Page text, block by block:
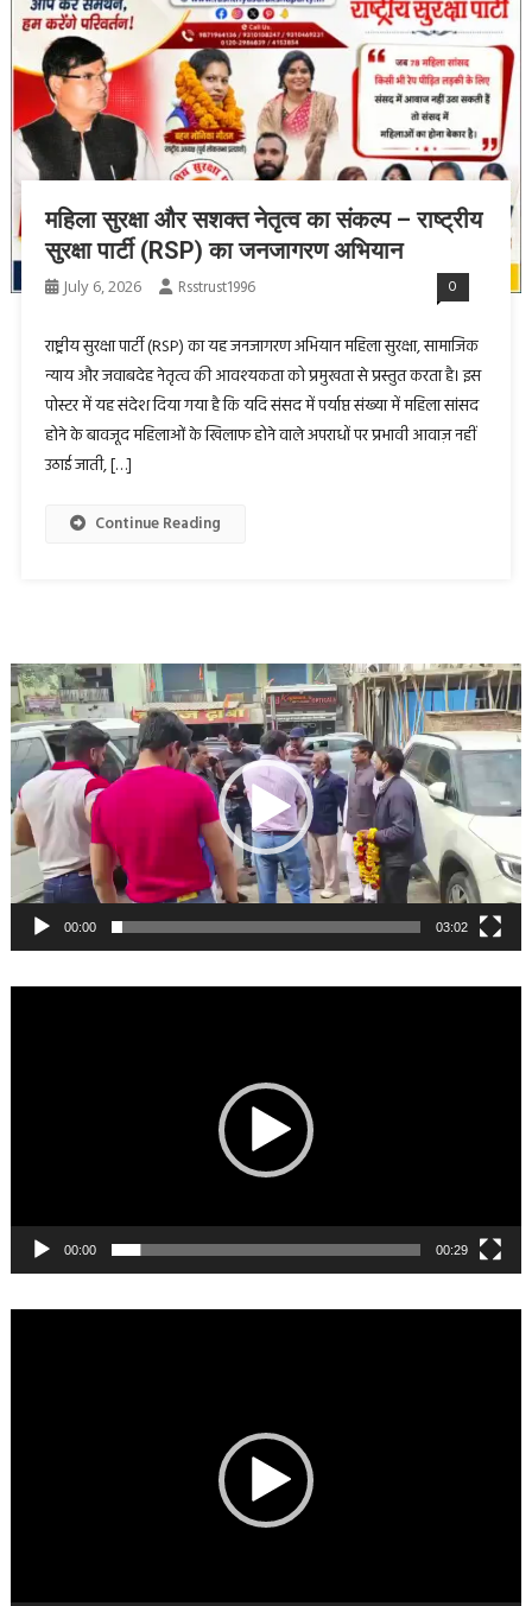
महिला सुरक्षा और सशक्त नेतृत्व का संकल्प – राष्ट्रीय
सुरक्षा पार्टी (RSP) का जनजागरण अभियान
July 6, 2026 Rsstrust1996 0
राष्ट्रीय सुरक्षा पार्टी (RSP) का यह जनजागरण अभियान महिला सुरक्षा, सामाजिक
न्याय और जवाबदेह नेतृत्व की आवश्यकता को प्रमुखता से प्रस्तुत करता है। इस
पोस्टर में यह संदेश दिया गया है कि यदि संसद में पर्याप्त संख्या में महिला सांसद
होने के बावजूद महिलाओं के खिलाफ होने वाले अपराधों पर प्रभावी आवाज़ नहीं
उठाई जाती, […]
Continue Reading
Video
Player
00:00 03:02
00:00 00:29